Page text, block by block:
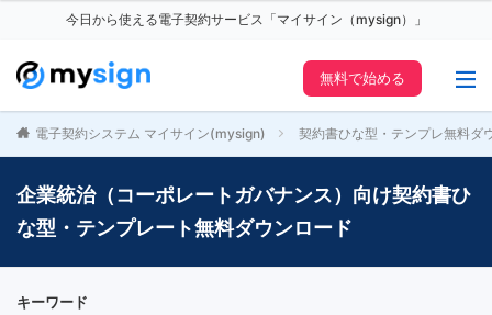
今日から使える電子契約サービス「マイサイン（mysign）」
無料で始める
電子契約システム マイサイン(mysign) 契約書ひな型・テンプレ無料ダ
企業統治（コーポレートガバナンス）向け契約書ひ
な型・テンプレート無料ダウンロード
キーワード